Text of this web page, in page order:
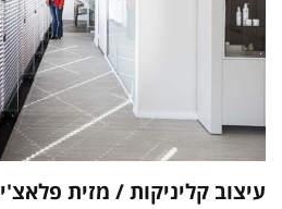
עיצוב קליניקות / מזית פלאצ'י